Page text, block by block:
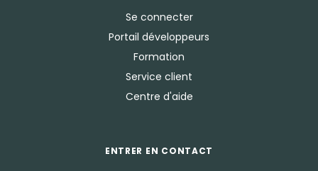
Se connecter
Portail développeurs
Formation
Service client
Centre d'aide
ENTRER EN CONTACT